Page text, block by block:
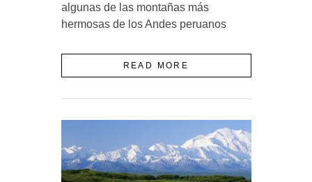
algunas de las montañas más
hermosas de los Andes peruanos
READ MORE